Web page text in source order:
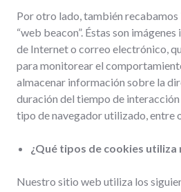
Por otro lado, también
“web beacon”. Éstas son
de Internet o correo electrónico,
para monitorear el
almacenar información sobre la
duración del tiempo de interacción
tipo de navegador utilizado, entre
¿Qué tipos de cookies
Nuestro sitio web utiliza los